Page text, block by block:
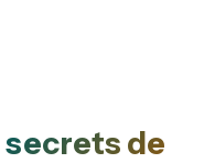
secrets de